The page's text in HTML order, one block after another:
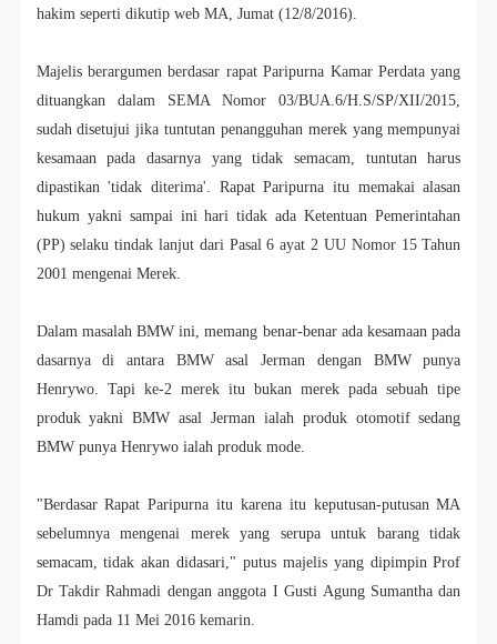
hakim seperti dikutip web MA, Jumat (12/8/2016).
Majelis berargumen berdasar rapat Paripurna Kamar Perdata yang
dituangkan dalam SEMA Nomor 03/BUA.6/H.S/SP/XII/2015,
sudah disetujui jika tuntutan penangguhan merek yang mempunyai
kesamaan pada dasarnya yang tidak semacam, tuntutan harus
dipastikan 'tidak diterima'. Rapat Paripurna itu memakai alasan
hukum yakni sampai ini hari tidak ada Ketentuan Pemerintahan
(PP) selaku tindak lanjut dari Pasal 6 ayat 2 UU Nomor 15 Tahun
2001 mengenai Merek.
Dalam masalah BMW ini, memang benar-benar ada kesamaan pada
dasarnya di antara BMW asal Jerman dengan BMW punya
Henrywo. Tapi ke-2 merek itu bukan merek pada sebuah tipe
produk yakni BMW asal Jerman ialah produk otomotif sedang
BMW punya Henrywo ialah produk mode.
"Berdasar Rapat Paripurna itu karena itu keputusan-putusan MA
sebelumnya mengenai merek yang serupa untuk barang tidak
semacam, tidak akan didasari," putus majelis yang dipimpin Prof
Dr Takdir Rahmadi dengan anggota I Gusti Agung Sumantha dan
Hamdi pada 11 Mei 2016 kemarin.